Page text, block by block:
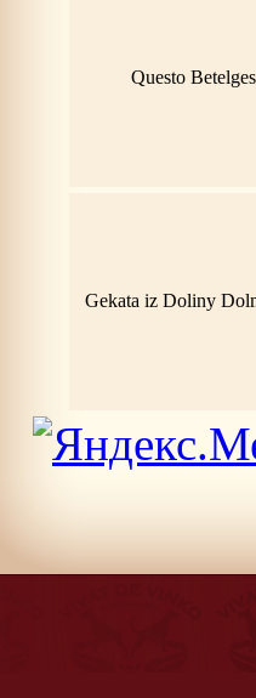
Questo Betelges
Gekata iz Doliny